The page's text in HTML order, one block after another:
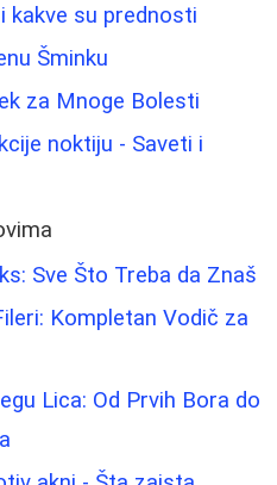
kakve su prednosti
Šminku
za Mnoge Bolesti
noktiju - Saveti i
Sve Što Treba da Znaš
Kompletan Vodič za
Lica: Od Prvih Bora do